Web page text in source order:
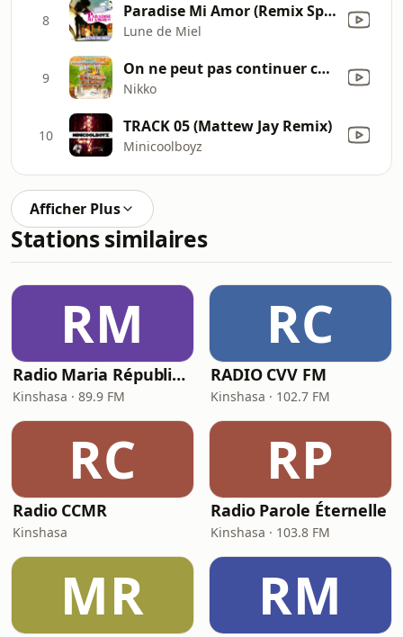
8 Paradise Mi Amor (Remix Spécial DJ)
Lune de Miel
9 On ne peut pas continuer comme ca
Nikko
10 TRACK 05 (Mattew Jay Remix)
Minicoolboyz
Afficher Plus
Stations similaires
RM
Radio Maria République Démocratique du Congo
Kinshasa · 89.9 FM
RC
RADIO CVV FM
Kinshasa · 102.7 FM
RC
Radio CCMR
Kinshasa
RP
Radio Parole Éternelle
Kinshasa · 103.8 FM
MR RM